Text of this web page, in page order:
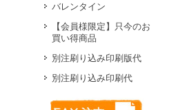
バレンタイン
【会員様限定】只今のお
買い得商品
別注刷り込み印刷版代
別注刷り込み印刷代